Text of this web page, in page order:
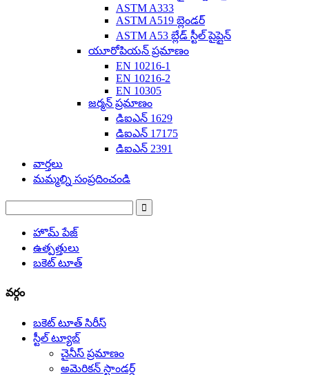
ASTM A333
ASTM A519 బ్లెండర్
ASTM A53 బ్లేడ్ స్టీల్ పైప్లైన్
యూరోపియన్ ప్రమాణం
EN 10216-1
EN 10216-2
EN 10305
జర్మన్ ప్రమాణం
డిఐఎన్ 1629
డిఐఎన్ 17175
డిఐఎన్ 2391
వార్తలు
మమ్మల్ని సంప్రదించండి
హొమ్ పేజ్
ఉత్పత్తులు
బకెట్ టూత్
వర్గం
బకెట్ టూత్ సిరీస్
స్టీల్ ట్యూబ్
చైనీస్ ప్రమాణం
అమెరికన్ స్టాండర్డ్